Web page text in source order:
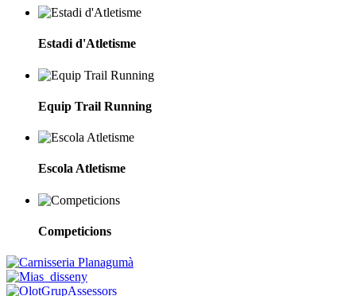
Estadi d'Atletisme
Equip Trail Running
Escola Atletisme
Competicions